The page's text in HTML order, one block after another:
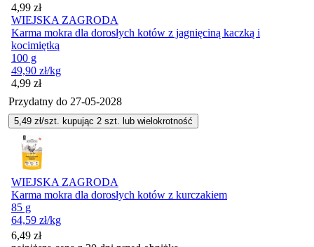
Cena
4,99 zł
WIEJSKA ZAGRODA
Karma mokra dla dorosłych kotów z jagnięciną kaczką i
kocimiętką
100 g
49,90 zł/kg
Cena
4,99 zł
Przydatny do 27-05-2028
5,49 zł/szt. kupując 2 szt. lub wielokrotność
WIEJSKA ZAGRODA
Karma mokra dla dorosłych kotów z kurczakiem
85 g
64,59 zł/kg
6,49 zł